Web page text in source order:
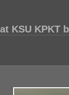
KSU KPKT